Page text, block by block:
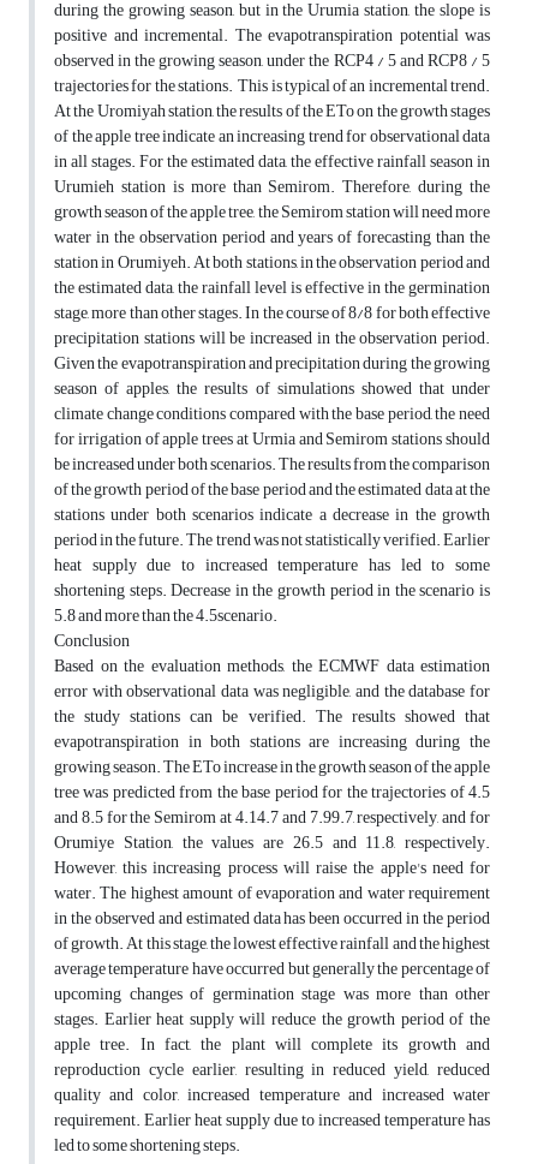
during the growing season, but in the Urumia station, the slope is
positive and incremental. The evapotranspiration potential was
observed in the growing season, under the RCP4 / 5 and RCP8 / 5
trajectories for the stations. This is typical of an incremental trend.
At the Uromiyah station, the results of the ETo on the growth stages
of the apple tree indicate an increasing trend for observational data
in all stages. For the estimated data, the effective rainfall season in
Urumieh station is more than Semirom. Therefore, during the
growth season of the apple tree, the Semirom station will need more
water in the observation period and years of forecasting than the
station in Orumiyeh. At both stations, in the observation period and
the estimated data, the rainfall level is effective in the germination
stage, more than other stages. In the course of 8/8 for both effective
precipitation stations will be increased in the observation period.
Given the evapotranspiration and precipitation during the growing
season of apples, the results of simulations showed that under
climate change conditions compared with the base period, the need
for irrigation of apple trees at Urmia and Semirom stations should
be increased under both scenarios. The results from the comparison
of the growth period of the base period and the estimated data at the
stations under both scenarios indicate a decrease in the growth
period in the future. The trend was not statistically verified. Earlier
heat supply due to increased temperature has led to some
shortening steps. Decrease in the growth period in the scenario is
5.8 and more than the 4.5scenario.
Conclusion
Based on the evaluation methods, the ECMWF data estimation
error with observational data was negligible, and the database for
the study stations can be verified. The results showed that
evapotranspiration in both stations are increasing during the
growing season. The ETo increase in the growth season of the apple
tree was predicted from the base period for the trajectories of 4.5
and 8.5 for the Semirom at 4.14.7 and 7.99.7, respectively, and for
Orumiye Station, the values are 26.5 and 11.8, respectively.
However, this increasing process will raise the apple's need for
water. The highest amount of evaporation and water requirement
in the observed and estimated data has been occurred in the period
of growth. At this stage, the lowest effective rainfall and the highest
average temperature have occurred but generally the percentage of
upcoming changes of germination stage was more than other
stages. Earlier heat supply will reduce the growth period of the
apple tree. In fact, the plant will complete its growth and
reproduction cycle earlier, resulting in reduced yield, reduced
quality and color, increased temperature and increased water
requirement. Earlier heat supply due to increased temperature has
led to some shortening steps.